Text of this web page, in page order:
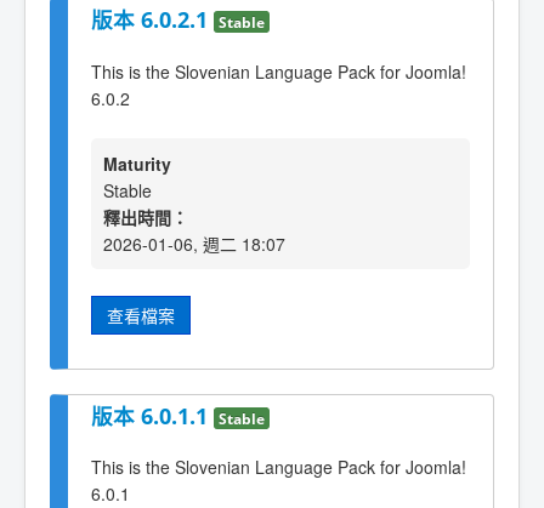
版本 6.0.2.1 Stable
This is the Slovenian Language Pack for Joomla!
6.0.2
Maturity
Stable
釋出時間：
2026-01-06, 週二 18:07
查看檔案
版本 6.0.1.1 Stable
This is the Slovenian Language Pack for Joomla!
6.0.1